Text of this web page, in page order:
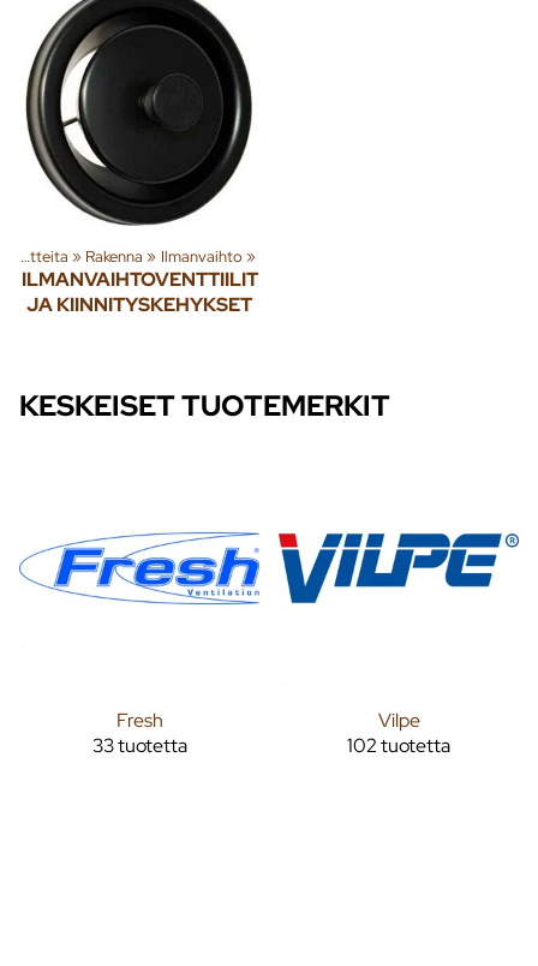
Tuoteryhmiä ja tuotteita ‪» Rakenna ‪» Ilmanvaihto‪»
ILMANVAIHTOVENTTIILIT
JA KIINNITYSKEHYKSET
KESKEISET TUOTEMERKIT
Fresh
33 tuotetta
Vilpe
102 tuotetta